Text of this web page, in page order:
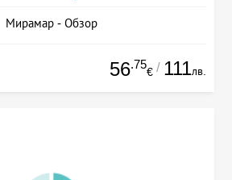
Мирамар - Обзор
56.75
€ / 111лв.